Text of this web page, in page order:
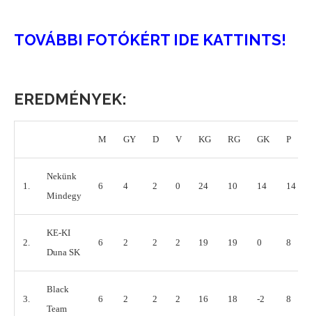
TOVÁBBI FOTÓKÉRT IDE KATTINTS!
EREDMÉNYEK:
M GY D V KG RG GK P
1.
Nekünk
Mindegy
6 4 2 0 24 10 14 14
2.
KE-KI
Duna SK
6 2 2 2 19 19 0 8
3.
Black
Team
6 2 2 2 16 18 -2 8